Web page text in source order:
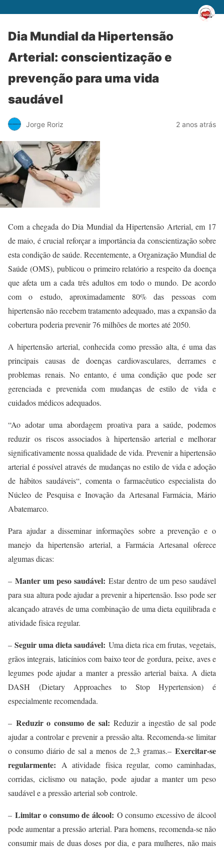
Dia Mundial da Hipertensão
Arterial: conscientização e
prevenção para uma vida
saudável
Jorge Roriz 2 anos atrás
Com a chegada do Dia Mundial da Hipertensão Arterial, em 17
de maio, é crucial reforçar a importância da conscientização sobre
esta condição de saúde. Recentemente, a Organização Mundial de
Saúde (OMS), publicou o primeiro relatório a respeito da doença
que afeta um a cada três adultos em todo o mundo. De acordo
com o estudo, aproximadamente 80% das pessoas com
hipertensão não recebem tratamento adequado, mas a expansão da
cobertura poderia prevenir 76 milhões de mortes até 2050.
A hipertensão arterial, conhecida como pressão alta, é uma das
principais causas de doenças cardiovasculares, derrames e
problemas renais. No entanto, é uma condição que pode ser
gerenciada e prevenida com mudanças de estilo de vida e
cuidados médicos adequados.
“Ao adotar uma abordagem proativa para a saúde, podemos
reduzir os riscos associados à hipertensão arterial e melhorar
significativamente nossa qualidade de vida. Prevenir a hipertensão
arterial é possível através de mudanças no estilo de vida e adoção
de hábitos saudáveis“, comenta o farmacêutico especialista do
Núcleo de Pesquisa e Inovação da Artesanal Farmácia, Mário
Abatemarco.
Para ajudar a disseminar informações sobre a prevenção e o
manejo da hipertensão arterial, a Farmácia Artesanal oferece
algumas dicas:
– Manter um peso saudável: Estar dentro de um peso saudável
para sua altura pode ajudar a prevenir a hipertensão. Isso pode ser
alcançado através de uma combinação de uma dieta equilibrada e
atividade física regular.
–Seguir uma dieta saudável: Uma dieta rica em frutas, vegetais,
grãos integrais, laticínios com baixo teor de gordura, peixe, aves e
legumes pode ajudar a manter a pressão arterial baixa. A dieta
DASH (Dietary Approaches to Stop Hypertension) é
especialmente recomendada.
– Reduzir o consumo de sal:Reduzir a ingestão de sal pode
ajudar a controlar e prevenir a pressão alta. Recomenda-se limitar
o consumo diário de sal a menos de 2,3 gramas.– Exercitar-se
regularmente: A atividade física regular, como caminhadas,
corridas, ciclismo ou natação, pode ajudar a manter um peso
saudável e a pressão arterial sob controle.
– Limitar o consumo de álcool: O consumo excessivo de álcool
pode aumentar a pressão arterial. Para homens, recomenda-se não
consumir mais de duas doses por dia, e para mulheres, não mais